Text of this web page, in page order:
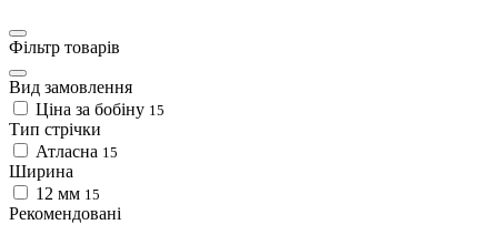
Фільтр товарів
Вид замовлення
Ціна за бобіну 15
Тип стрічки
Атласна 15
Ширина
12 мм 15
Рекомендовані